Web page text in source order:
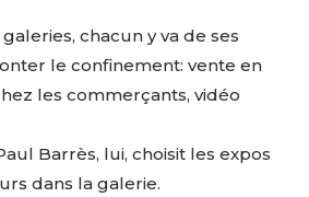
chacun y va de ses
le confinement: vente en
les commerçants, vidéo
Barrès, lui, choisit les expos
dans la galerie.